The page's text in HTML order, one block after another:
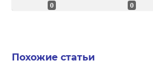
0 0
Похожие статьи